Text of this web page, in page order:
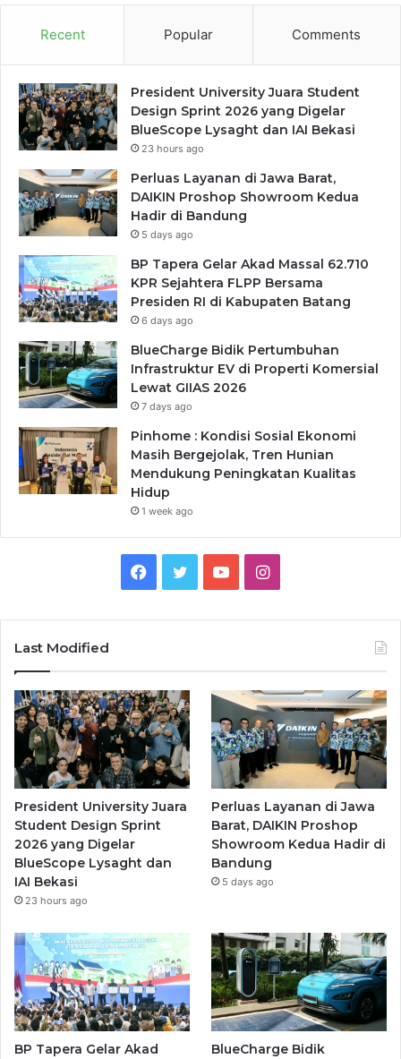
Recent Popular Comments
President University Juara Student
Design Sprint 2026 yang Digelar
BlueScope Lysaght dan IAI Bekasi
23 hours ago
Perluas Layanan di Jawa Barat,
DAIKIN Proshop Showroom Kedua
Hadir di Bandung
5 days ago
BP Tapera Gelar Akad Massal 62.710
KPR Sejahtera FLPP Bersama
Presiden RI di Kabupaten Batang
6 days ago
BlueCharge Bidik Pertumbuhan
Infrastruktur EV di Properti Komersial
Lewat GIIAS 2026
7 days ago
Pinhome : Kondisi Sosial Ekonomi
Masih Bergejolak, Tren Hunian
Mendukung Peningkatan Kualitas
Hidup
1 week ago
Facebook
TwitterYouTubeInstagram
Last Modified
President University Juara
Student Design Sprint
2026 yang Digelar
BlueScope Lysaght dan
IAI Bekasi
23 hours ago
Perluas Layanan di Jawa
Barat, DAIKIN Proshop
Showroom Kedua Hadir di
Bandung
5 days ago
BP Tapera Gelar Akad
BlueCharge Bidik